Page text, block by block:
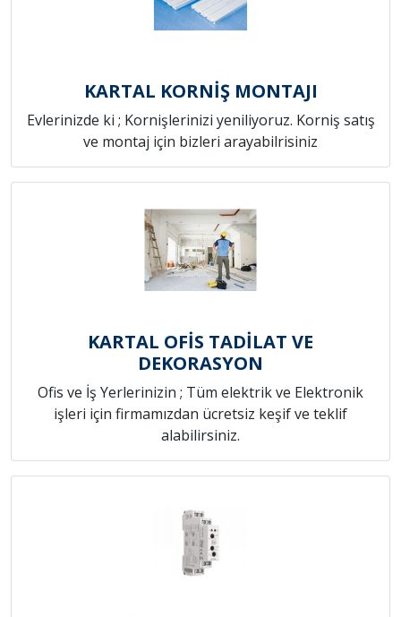
KARTAL KORNİŞ MONTAJI
Evlerinizde ki ; Kornişlerinizi yeniliyoruz. Korniş satış
ve montaj için bizleri arayabilrisiniz
KARTAL OFİS TADİLAT VE
DEKORASYON
Ofis ve İş Yerlerinizin ; Tüm elektrik ve Elektronik
işleri için firmamızdan ücretsiz keşif ve teklif
alabilirsiniz.